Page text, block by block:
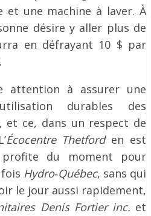
et une machine à laver. À
désire y aller plus de
en défrayant 10 $ par
attention à assurer une
durables des
et ce, dans un respect de
Écocentre Thetford en est
du moment pour
Hydro‐Québec, sans qui
le jour aussi rapidement,
Denis Fortier inc. et